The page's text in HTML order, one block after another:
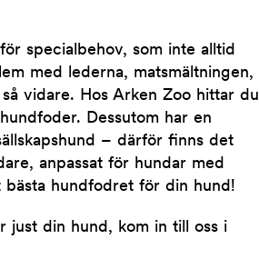
specialbehov, som inte alltid
med lederna, matsmältningen,
vidare. Hos Arken Zoo hittar du
Dessutom har en
– därför finns det
anpassat för hundar med
hundfodret för din hund!
just din hund, kom in till oss i